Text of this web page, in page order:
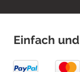
Einfach